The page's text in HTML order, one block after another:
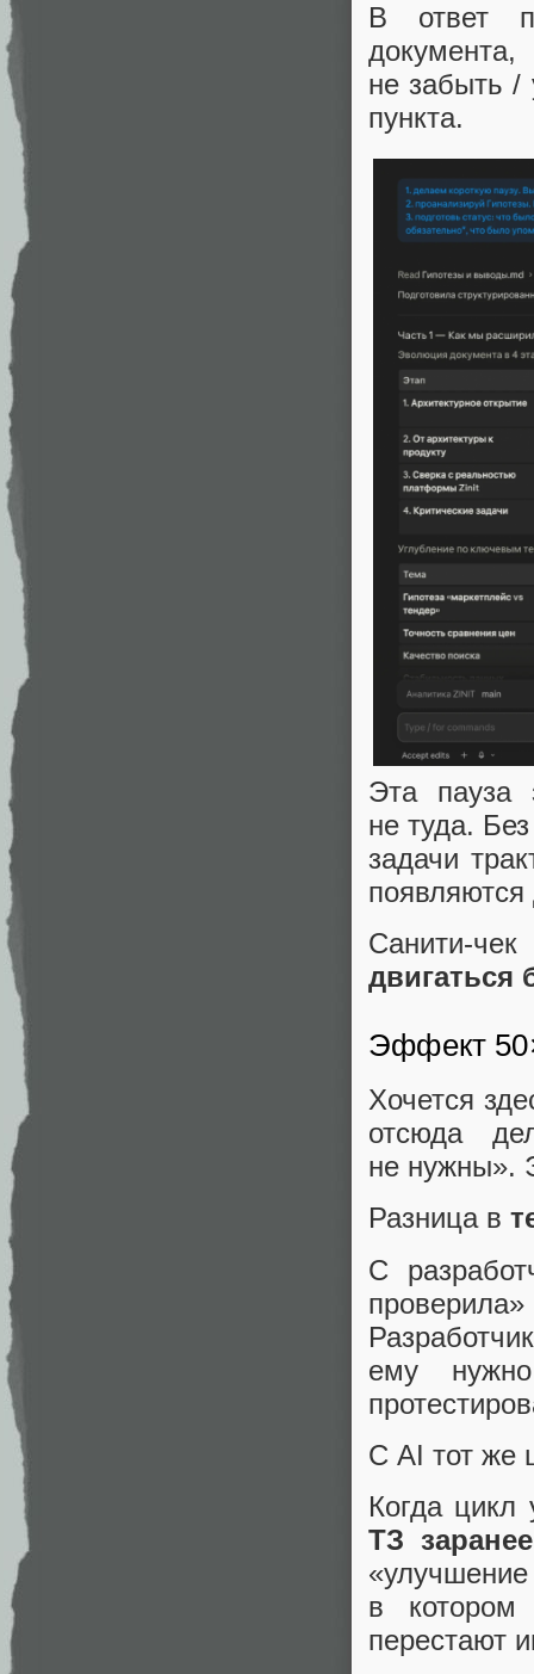
В ответ
не забыть /
пункта.
Эта пауза
не туда.
задачи
появляются
двигаться
Эффект
Хочется
отсюда
не нужны».
Разница в
С
ему
С AI тот же
Когда цикл
ТЗ
в котором
перестают